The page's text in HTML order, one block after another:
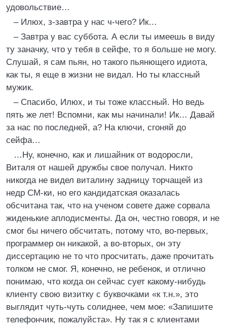
удовольствие…
– Илюх, з-завтра у нас ч-чего? Ик…
– Завтра у вас суббота. А если ты имеешь в виду
ту заначку, что у тебя в сейфе, то я больше не могу.
Слушай, я сам пьян, но такого пьянющего идиота,
как ты, я еще в жизни не видал. Но ты классный
мужик.
– Спасибо, Илюх, и ты тоже классный. Но ведь
пять же лет! Вспомни, как мы начинали! Ик… Давай
за нас по последней, а? На ключи, сгоняй до
сейфа…
…Ну, конечно, как и лишайник от водоросли,
Виталя от нашей дружбы свое получал. Никто
никогда не видел виталину задницу торчащей из
недр СМ-ки, но его кандидатская оказалась
обсчитана так, что на ученом совете даже сорвала
жиденькие аплодисменты. Да он, честно говоря, и не
смог бы ничего обсчитать, потому что, во-первых,
программер он никакой, а во-вторых, он эту
диссертацию не то что просчитать, даже прочитать
толком не смог. Я, конечно, не ребенок, и отлично
понимаю, что когда он сейчас сует какому-нибудь
клиенту свою визитку с буквочками «к т.н.», это
выглядит чуть-чуть солиднее, чем мое: «Запишите
телефончик, пожалуйста». Ну так я с клиентами